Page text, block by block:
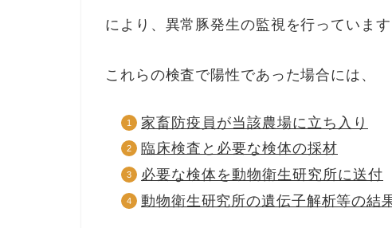
により、異常豚発生の監視を行っています
これらの検査で陽性であった場合には、
家畜防疫員が当該農場に立ち入り
臨床検査と必要な検体の採材
必要な検体を動物衛生研究所に送付
動物衛生研究所の遺伝子解析等の結